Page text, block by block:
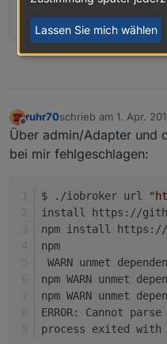
ruhr70schrieb am 1. Apr.
zuletzt editiert von
Über admin/Adapter und
bei mir fehlgeschlagen:
$ ./iobroker url
install https://
npm install https://
npm
WARN unmet
npm WARN unmet
npm WARN unmet
ERROR: Cannot
process exited with
Lassen Sie mich wählen